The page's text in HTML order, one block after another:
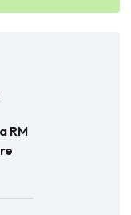
RM